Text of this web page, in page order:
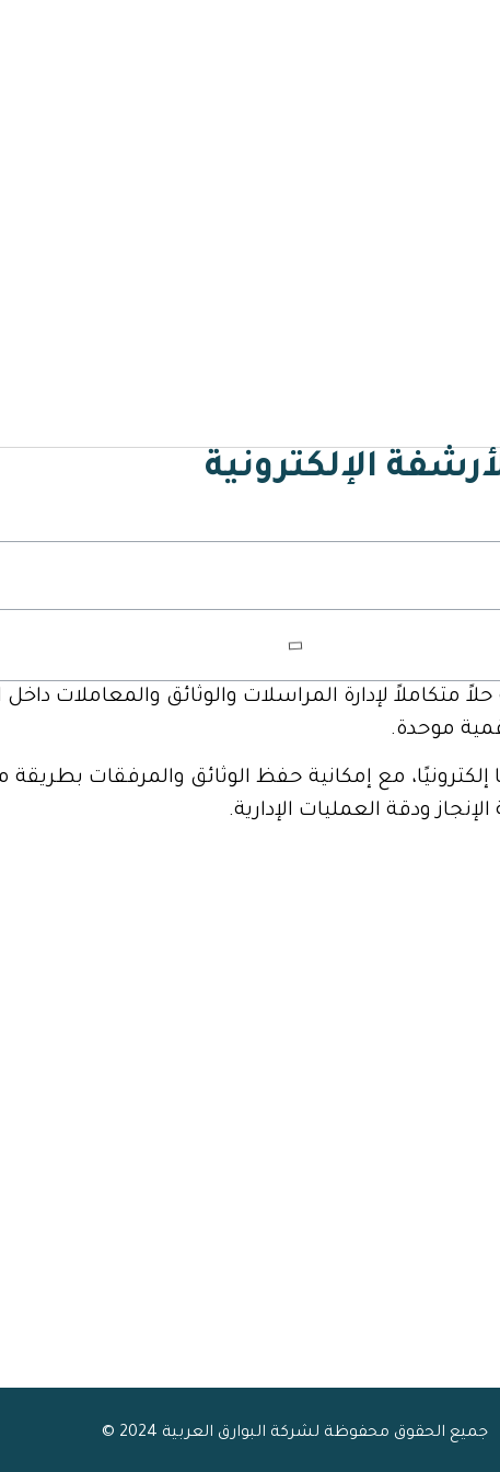
الإلكترونية
حلاً متكاملاً لإدارة المراسلات والوثائق
موحدة.
إلكترونيًا، مع إمكانية حفظ الوثائق والمرفقات
ودقة العمليات الإدارية.
جميع الحقوق محفوظة لشركة البوارق العربية 2024 ©